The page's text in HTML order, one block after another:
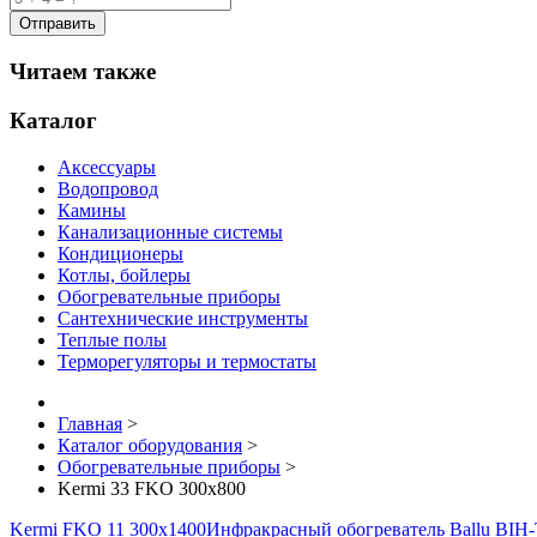
Читаем также
Каталог
Аксессуары
Водопровод
Камины
Канализационные системы
Кондиционеры
Котлы, бойлеры
Обогревательные приборы
Сантехнические инструменты
Теплые полы
Терморегуляторы и термостаты
Главная >
Каталог оборудования >
Обогревательные приборы >
Kermi 33 FKO 300x800
Kermi FKO 11 300x1400Инфракрасный обогреватель Ballu